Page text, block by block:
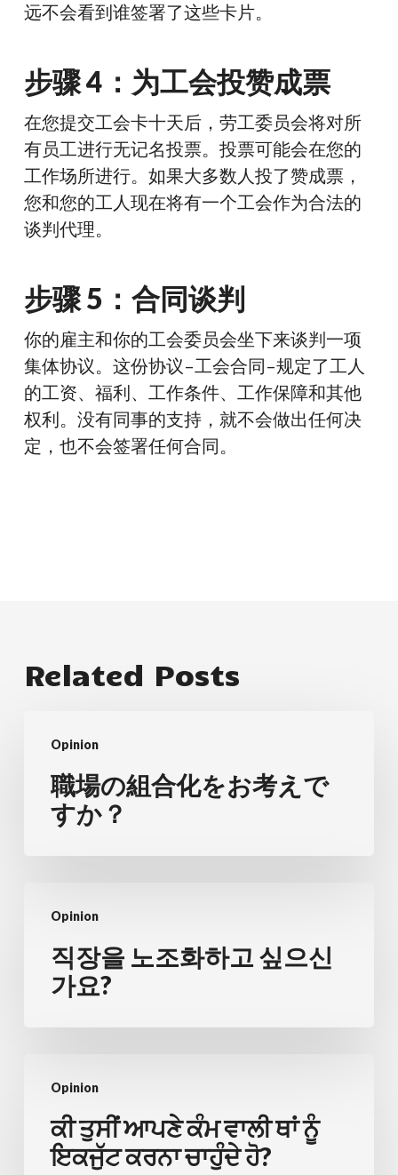
远不会看到谁签署了这些卡片。
步骤 4：为工会投赞成票
在您提交工会卡十天后，劳工委员会将对所
有员工进行无记名投票。投票可能会在您的
工作场所进行。如果大多数人投了赞成票，
您和您的工人现在将有一个工会作为合法的
谈判代理。
步骤 5：合同谈判
你的雇主和你的工会委员会坐下来谈判一项
集体协议。这份协议–工会合同–规定了工人
的工资、福利、工作条件、工作保障和其他
权利。没有同事的支持，就不会做出任何决
定，也不会签署任何合同。
Related Posts
Opinion
職場の組合化をお考えで
すか？
Opinion
직장을 노조화하고 싶으신
가요?
Opinion
ਆਪਣੇਕੀ ਤੁਸੀਂ ਆਪਣੇ ਕੰਮ ਵਾਲੀ ਥਾਂ ਨੂੰ
ਇਕਜੁੱਟ ਕਰਨਾ ਚਾਹੁੰਦੇ ਹੋ?